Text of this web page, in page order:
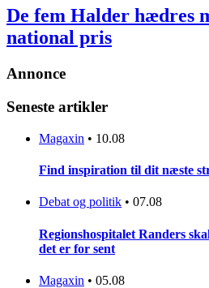
De fem Halder hædres
national pris
Annonce
Seneste artikler
Magaxin • 10.08
Find inspiration til dit næste
Debat og politik • 07.08
Regionshospitalet Randers
det er for sent
Magaxin • 05.08